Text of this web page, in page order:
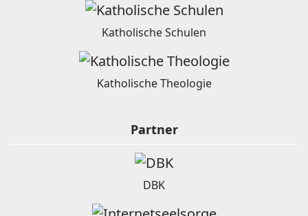
Katholische Schulen
Katholische Theologie
Partner
DBK